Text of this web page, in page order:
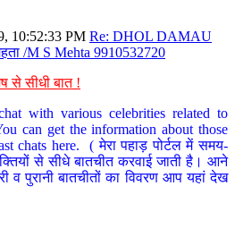
10:52:33 PM Re: DHOL DAMAU
/M S Mehta 9910532720
से सीधी बात !
with various celebrities related to
can get the information about those
chats here. ( मेरा पहाड़ पोर्टल में समय-
से सीधे बातचीत करवाई जाती है। आने
व पुरानी बातचीतों का विवरण आप यहां देख